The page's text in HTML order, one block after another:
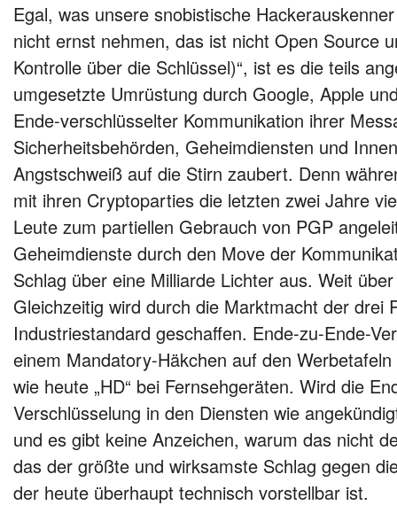
Egal, was unsere snobistische
nicht ernst nehmen, das ist nicht Open Source
Kontrolle über die Schlüssel)“, ist es die teils
umgesetzte Umrüstung durch Google, Apple
Ende-verschlüsselter Kommunikation ihrer
Sicherheitsbehörden, Geheimdiensten und
Angstschweiß auf die Stirn zaubert. Denn
mit ihren Cryptoparties die letzten zwei Jahre
Leute zum partiellen Gebrauch von PGP
Geheimdienste durch den Move der
Schlag über eine Milliarde Lichter aus. Weit
Gleichzeitig wird durch die Marktmacht der drei
Industriestandard geschaffen. Ende-zu-Ende-
einem Mandatory-Häkchen auf den
wie heute „HD“ bei Fernsehgeräten. Wird die
Verschlüsselung in den Diensten wie
und es gibt keine Anzeichen, warum das nicht
das der größte und wirksamste Schlag gegen
der heute überhaupt technisch vorstellbar ist.